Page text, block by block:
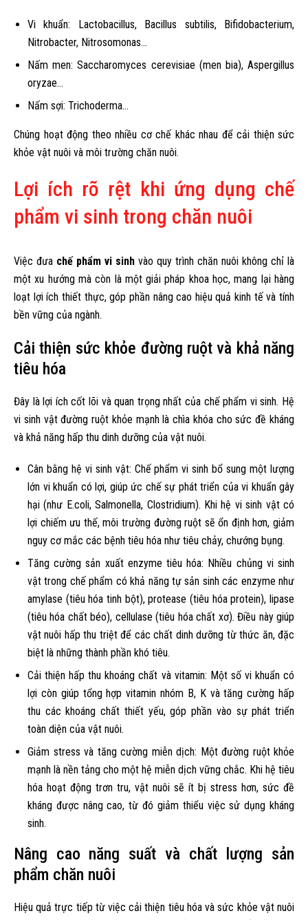
Vi khuẩn: Lactobacillus, Bacillus subtilis, Bifidobacterium,
Nitrobacter, Nitrosomonas…
Nấm men: Saccharomyces cerevisiae (men bia), Aspergillus
oryzae…
Nấm sợi: Trichoderma…
Chúng hoạt động theo nhiều cơ chế khác nhau để cải thiện sức
khỏe vật nuôi và môi trường chăn nuôi.
Lợi ích rõ rệt khi ứng dụng chế
phẩm vi sinh trong chăn nuôi
Việc đưa chế phẩm vi sinh vào quy trình chăn nuôi không chỉ là
một xu hướng mà còn là một giải pháp khoa học, mang lại hàng
loạt lợi ích thiết thực, góp phần nâng cao hiệu quả kinh tế và tính
bền vững của ngành.
Cải thiện sức khỏe đường ruột và khả năng
tiêu hóa
Đây là lợi ích cốt lõi và quan trọng nhất của chế phẩm vi sinh. Hệ
vi sinh vật đường ruột khỏe mạnh là chìa khóa cho sức đề kháng
và khả năng hấp thu dinh dưỡng của vật nuôi.
Cân bằng hệ vi sinh vật: Chế phẩm vi sinh bổ sung một lượng
lớn vi khuẩn có lợi, giúp ức chế sự phát triển của vi khuẩn gây
hại (như E.coli, Salmonella, Clostridium). Khi hệ vi sinh vật có
lợi chiếm ưu thế, môi trường đường ruột sẽ ổn định hơn, giảm
nguy cơ mắc các bệnh tiêu hóa như tiêu chảy, chướng bụng.
Tăng cường sản xuất enzyme tiêu hóa: Nhiều chủng vi sinh
vật trong chế phẩm có khả năng tự sản sinh các enzyme như
amylase (tiêu hóa tinh bột), protease (tiêu hóa protein), lipase
(tiêu hóa chất béo), cellulase (tiêu hóa chất xơ). Điều này giúp
vật nuôi hấp thu triệt để các chất dinh dưỡng từ thức ăn, đặc
biệt là những thành phần khó tiêu.
Cải thiện hấp thu khoáng chất và vitamin: Một số vi khuẩn có
lợi còn giúp tổng hợp vitamin nhóm B, K và tăng cường hấp
thu các khoáng chất thiết yếu, góp phần vào sự phát triển
toàn diện của vật nuôi.
Giảm stress và tăng cường miễn dịch: Một đường ruột khỏe
mạnh là nền tảng cho một hệ miễn dịch vững chắc. Khi hệ tiêu
hóa hoạt động trơn tru, vật nuôi sẽ ít bị stress hơn, sức đề
kháng được nâng cao, từ đó giảm thiểu việc sử dụng kháng
sinh.
Nâng cao năng suất và chất lượng sản
phẩm chăn nuôi
Hiệu quả trực tiếp từ việc cải thiện tiêu hóa và sức khỏe vật nuôi